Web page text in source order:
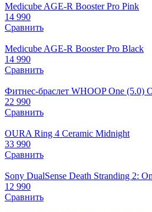
Medicube AGE-R Booster Pro Pink
14 990
Сравнить
Medicube AGE-R Booster Pro Black
14 990
Сравнить
Фитнес-браслет WHOOP One (5.0)
22 990
Сравнить
OURA Ring 4 Ceramic Midnight
33 990
Сравнить
Sony DualSense Death Stranding 2:
12 990
Сравнить